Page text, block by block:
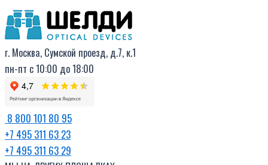
г. Москва, Сумской проезд, д.7, к.1
пн-пт с 10:00 до 18:00
8 800 101 80 95
+7 495 311 63 23
+7 495 311 63 29